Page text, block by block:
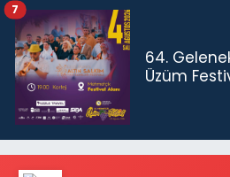
64.
Üzüm
7